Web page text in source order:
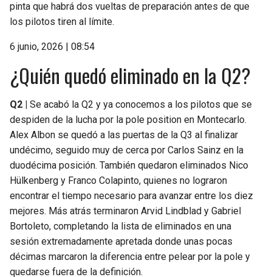
pinta que habrá dos vueltas de preparación antes de que
los pilotos tiren al límite.
6 junio, 2026 | 08:54
¿Quién quedó eliminado en la Q2?
Q2 |
Se acabó la Q2 y ya conocemos a los pilotos que se
despiden de la lucha por la pole position en Montecarlo.
Alex Albon se quedó a las puertas de la Q3 al finalizar
undécimo, seguido muy de cerca por Carlos Sainz en la
duodécima posición. También quedaron eliminados Nico
Hülkenberg y Franco Colapinto, quienes no lograron
encontrar el tiempo necesario para avanzar entre los diez
mejores. Más atrás terminaron Arvid Lindblad y Gabriel
Bortoleto, completando la lista de eliminados en una
sesión extremadamente apretada donde unas pocas
décimas marcaron la diferencia entre pelear por la pole y
quedarse fuera de la definición.